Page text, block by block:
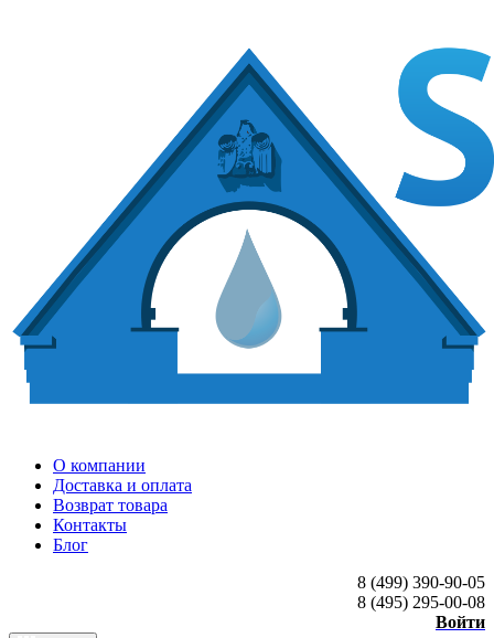
О компании
Доставка и оплата
Возврат товара
Контакты
Блог
8 (499) 390-90-05
8 (495) 295-00-08
Войти